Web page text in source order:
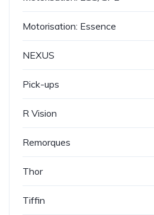
Motorisation: Essence
NEXUS
Pick-ups
R Vision
Remorques
Thor
Tiffin